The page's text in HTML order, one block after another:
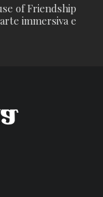
of Friendship
immersiva e